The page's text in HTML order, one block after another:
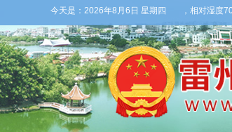
今天是： 2026年8月6日 星期四
局部大雨，东南风2～3级，气温25～32℃，相对湿度70～